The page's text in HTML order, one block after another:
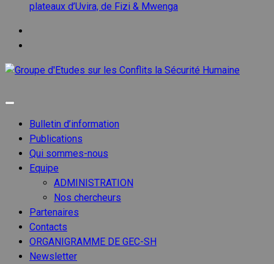
plateaux d’Uvira, de Fizi & Mwenga
Bulletin d’information
Publications
Qui sommes-nous
Equipe
ADMINISTRATION
Nos chercheurs
Partenaires
Contacts
ORGANIGRAMME DE GEC-SH
Newsletter